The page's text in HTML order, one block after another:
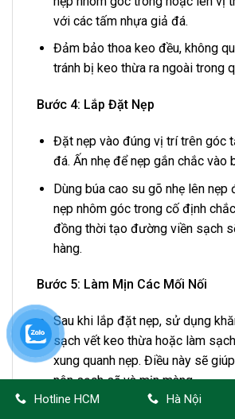
với các tấm nhựa giả đá.
Đảm bảo thoa keo đều, không
tránh bị keo thừa ra ngoài trong
Bước 4: Lắp Đặt Nẹp
Đặt nẹp vào đúng vị trí trên góc
đá. Ấn nhẹ để nẹp gắn chắc vào
Dùng búa cao su gõ nhẹ lên nẹp
nẹp nhôm góc trong cố định
đồng thời tạo đường viền sạch
hàng.
Bước 5: Làm Mịn Các Mối Nối
Sau khi lắp đặt nẹp, sử dụng
sạch vết keo thừa hoặc làm
xung quanh nẹp. Điều này sẽ
nên sạch sẽ và mịn màng.
Kiểm tra độ thẳng của nẹp và
Hotline HCM Hà Nội